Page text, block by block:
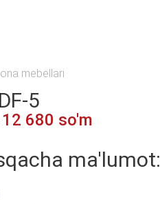
mebellari
5
12 680 so'm
ma'lumot: